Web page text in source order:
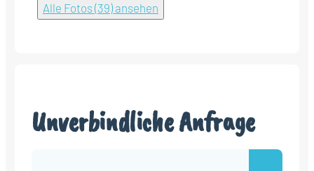
Alle Fotos (39) ansehen
Unverbindliche Anfrage